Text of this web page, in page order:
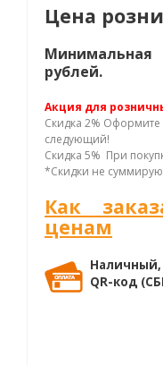
Цена
рублей.
Акция для
Скидка 2% Оформите
следующий!
Скидка 5% При
*Скидки не
Как
ценам
QR-код